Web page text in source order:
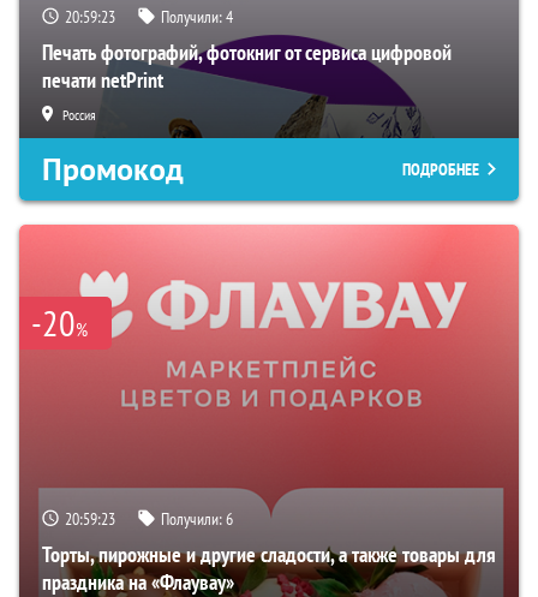
20:59:22 Получили:4
Печать фотографий, фотокниг от сервиса цифровой
печати netPrint
Россия
Промокод ПОДРОБНЕЕ
-20%
20:59:22 Получили:6
Торты, пирожные и другие сладости, а также товары для
праздника на «Флаувау»